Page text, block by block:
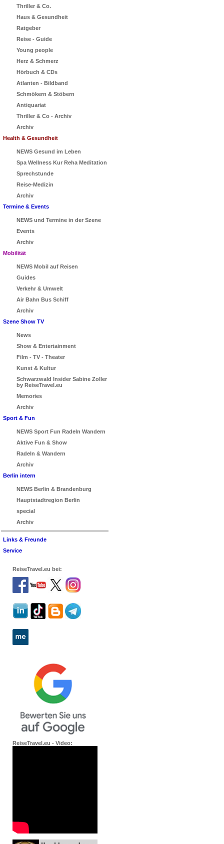
Thriller & Co.
Haus & Gesundheit
Ratgeber
Reise - Guide
Young people
Herz & Schmerz
Hörbuch & CDs
Atlanten - Bildband
Schmökern & Stöbern
Antiquariat
Thriller & Co - Archiv
Archiv
Health & Gesundheit
NEWS Gesund im Leben
Spa Wellness Kur Reha Meditation
Sprechstunde
Reise-Medizin
Archiv
Termine & Events
NEWS und Termine in der Szene
Events
Archiv
Mobilität
NEWS Mobil auf Reisen
Guides
Verkehr & Umwelt
Air Bahn Bus Schiff
Archiv
Szene Show TV
News
Show & Entertainment
Film - TV - Theater
Kunst & Kultur
Schwarzwald Insider Sabine Zoller
by ReiseTravel.eu
Memories
Archiv
Sport & Fun
NEWS Sport Fun Radeln Wandern
Aktive Fun & Show
Radeln & Wandern
Archiv
Berlin intern
NEWS Berlin & Brandenburg
Hauptstadtregion Berlin
special
Archiv
Links & Freunde
Service
ReiseTravel.eu bei:
ReiseTravel.eu - Video: